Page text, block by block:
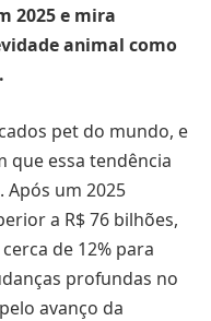
2025 e mira
animal como
pet do mundo, e
que essa tendência
Após um 2025
a R$ 76 bilhões,
de 12% para
profundas no
avanço da